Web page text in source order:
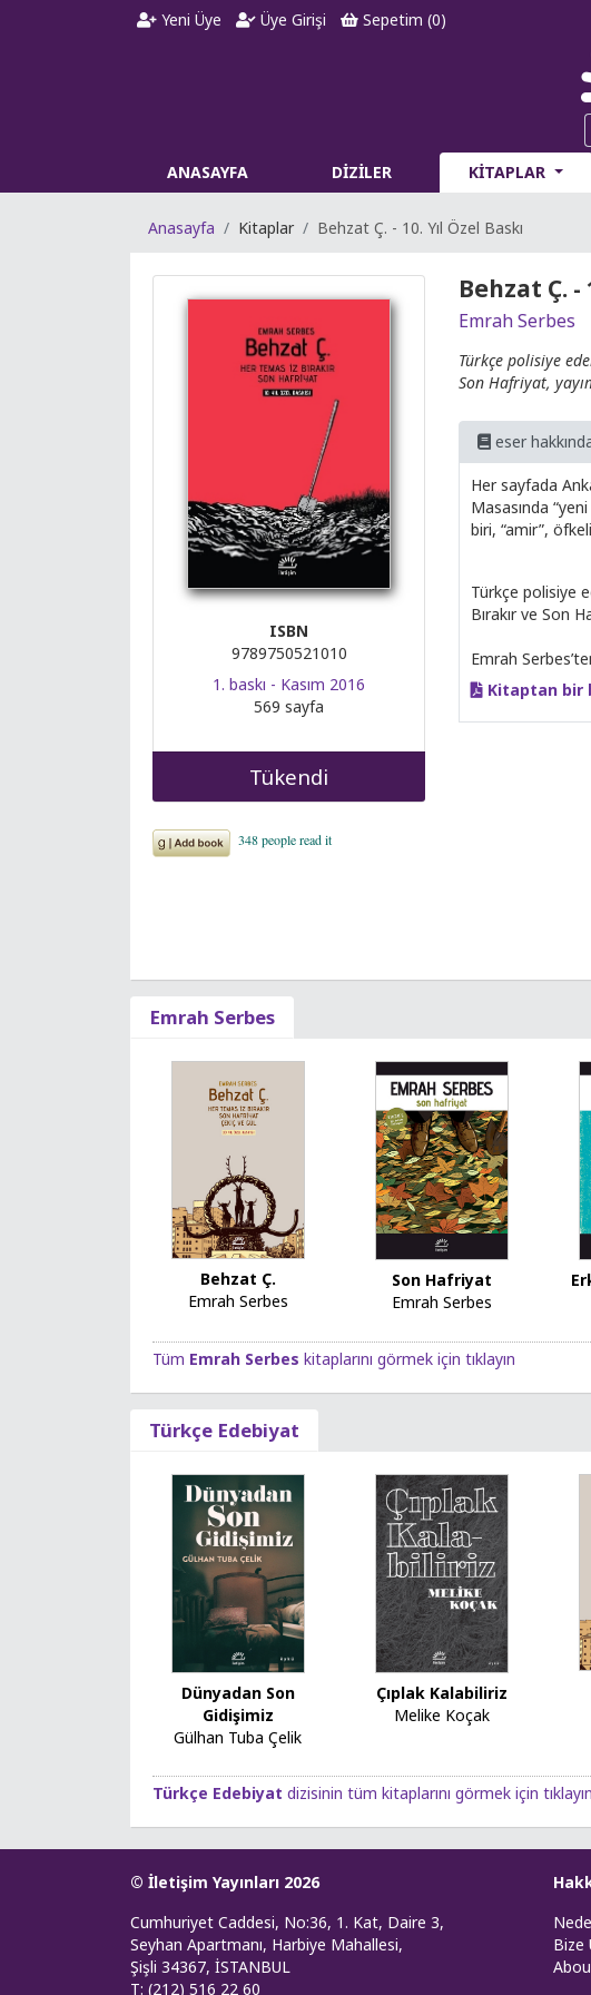
Yeni Üye Üye Girişi Sepetim (0)
ANASAYFA DİZİLER KİTAPLAR
Anasayfa Kitaplar Behzat Ç. - 10. Yıl Özel Baskı
ISBN
9789750521010
1. baskı - Kasım 2016
569 sayfa
Tükendi
Behzat Ç. -
Emrah Serbes
Türkçe polisiye
Son Hafriyat,
eser
Her sayfada
Masasında
biri, “amir”,
Türkçe polisiye
Bırakır ve Son
Emrah
Kitaptan bir
Emrah Serbes
Behzat Ç.
Emrah Serbes
Son Hafriyat
Emrah Serbes
Tüm Emrah Serbes kitaplarını görmek için tıklayın
Türkçe Edebiyat
Dünyadan Son
Gidişimiz
Gülhan Tuba Çelik
Çıplak Kalabiliriz
Melike Koçak
Türkçe Edebiyat dizisinin tüm kitaplarını görmek için tıklayın
© İletişim Yayınları 2026
Cumhuriyet Caddesi, No:36, 1. Kat, Daire 3,
Seyhan Apartmanı, Harbiye Mahallesi,
Şişli 34367, İSTANBUL
T: (212) 516 22 60
Bize